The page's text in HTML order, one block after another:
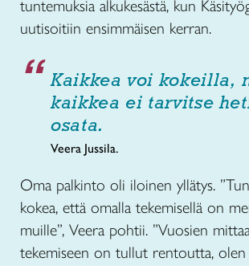
tuntemuksia alkukesästä, kun
uutisoitiin ensimmäisen kerran.
Kaikkea voi kokeilla,
kaikkea ei tarvitse
osata.
Veera Jussila.
Oma palkinto oli iloinen yllätys.
kokea, että omalla tekemisellä on
muille”, Veera pohtii. ”Vuosien
tekemiseen on tullut rentoutta,